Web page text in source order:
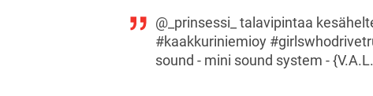
@_prinsessi_
talavipintaa
#kaakkuriniemioy
sound - mini sound system -